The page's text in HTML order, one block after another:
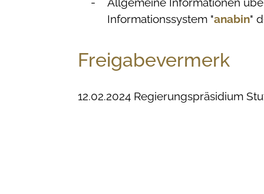
Informationssystem "anabin"
Freigabevermerk
12.02.2024 Regierungspräsidium